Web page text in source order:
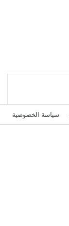
سياسة الخصوصية